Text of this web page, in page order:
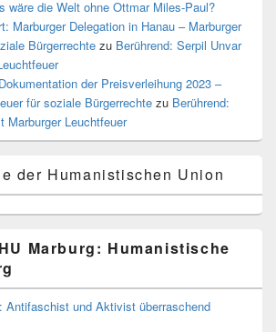
wäre die Welt ohne Ottmar Miles-Paul?
Marburger Delegation in Hanau – Marburger
Bürgerrechte zu Berührend: Serpil Unvar
der Preisverleihung 2023 –
für soziale Bürgerrechte zu Berührend:
Marburger Leuchtfeuer
der Humanistischen Union
Marburg: Humanistische
Antifaschist und Aktivist überraschend